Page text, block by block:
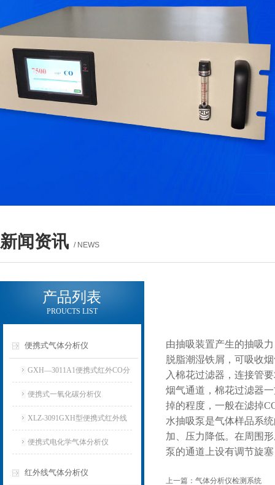
新闻资讯 / NEWS
产品列表
PROUCTS LIST
便携式气体分析仪
GXH—3011A1便携式红外CO分
析仪
便携式一氧化碳分析仪
XLZ-3091GXH型便携式红外线
分析仪
便携式电化学气体分析仪
红外线气体分析仪
由抽吸装置产生的抽吸
脱脂潮湿铁屑，可吸收
入棉花过滤器，连接管
烟气通道，棉花过滤器
掉的程度，一般在滤掉
水抽吸泵是气体样品系
加、压力降低。在周围
泵的通道上设有调节旋
上一篇： 气体分析仪检测系统